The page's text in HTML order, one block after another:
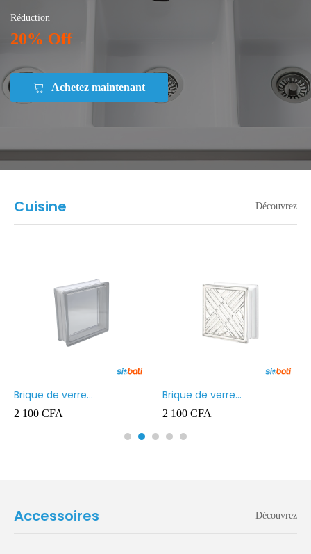
Réduction
20% Off
Achetez maintenant
Cuisine Découvrez
Brique de verre
190X190X80MM Transparent
2 100 CFA
Brique de verre
190X190X80MM CROSS
2 100 CFA
Accessoires Découvrez